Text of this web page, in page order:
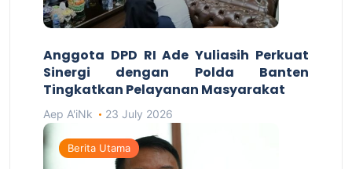
Anggota DPD RI Ade Yuliasih Perkuat
Sinergi dengan Polda Banten
Tingkatkan Pelayanan Masyarakat
Aep A'iNk 23 July 2026
Berita Utama